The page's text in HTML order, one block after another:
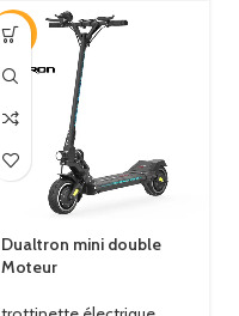
-23%
Dualtron mini double
Moteur